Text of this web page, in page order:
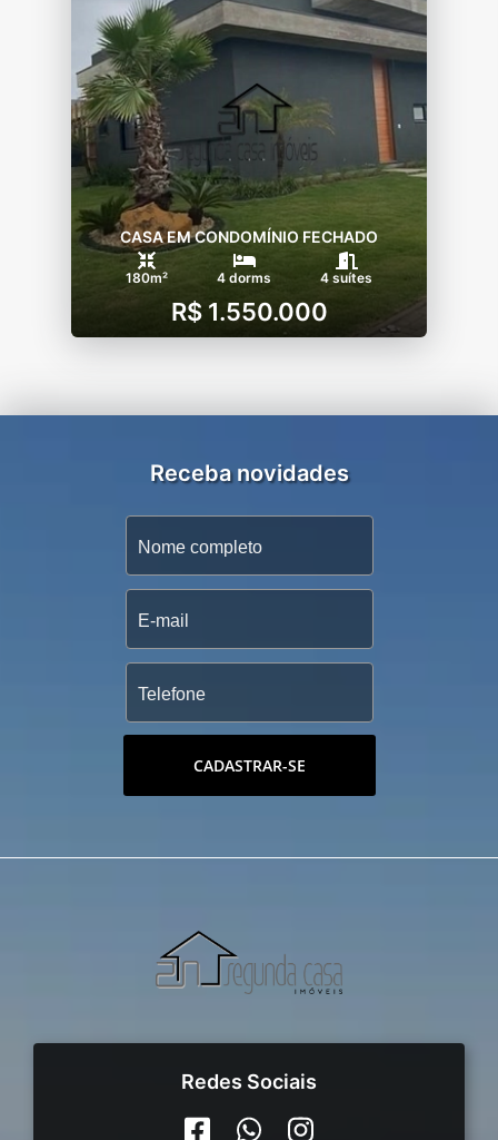
CASA EM CONDOMÍNIO FECHADO
180m² 4 dorms 4 suítes
R$ 1.550.000
Receba novidades
CADASTRAR-SE
Redes Sociais